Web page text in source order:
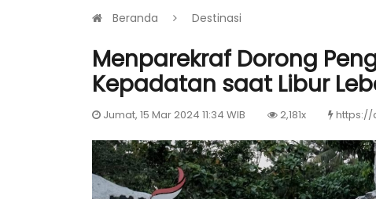
Beranda Destinasi
Menparekraf Dorong
Kepadatan saat Libur
Jumat, 15 Mar 2024 11:34 WIB 2,181x https://